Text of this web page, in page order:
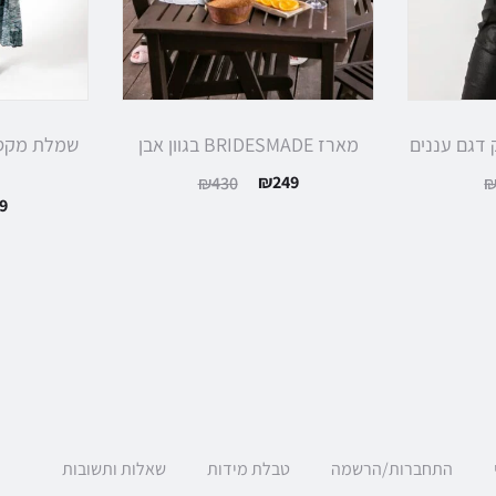
דגם עננים מארז BRIDESMADE בגוון אבן
₪430 ₪249
שמלת
התחברות/הרשמה טבלת מידות שאלות ותשובות